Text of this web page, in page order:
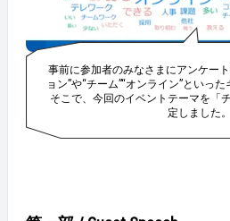
事前に参加者のみなさまにアンケー
ョン”や“チーム”“オンライン”といっ
そこで、今回のイベントテーマを「
定しました。